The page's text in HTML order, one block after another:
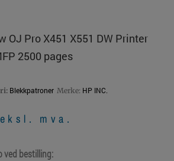
OJ Pro X451 X551 DW Printer
2500 pages
Blekkpatroner Merke: HP INC.
eksl. mva.
ved bestilling: